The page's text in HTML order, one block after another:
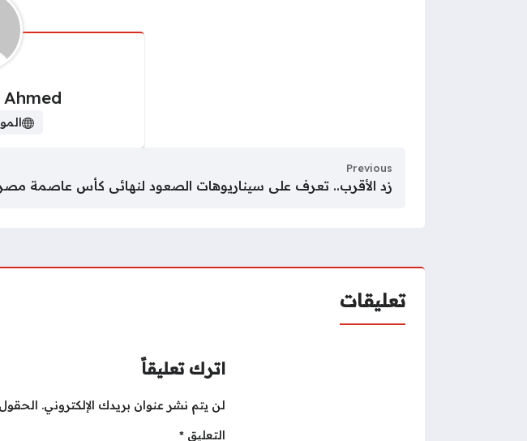
Previous
زد الأقرب.. تعرف على سيناريوهات الصعود لنهائى كأس عاصمة مصر
تعليقات
اترك تعليقاً
لن يتم نشر عنوان بريدك الإلكتروني. الحقول
التعليق *